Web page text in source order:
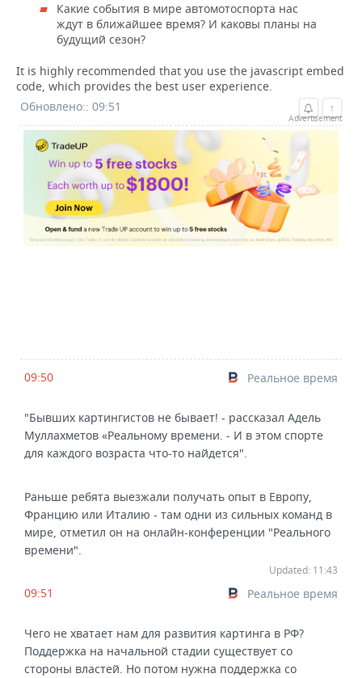
ХОККЕЙ С МЯЧОМ
ПРОИСШЕСТВИЯ
Какие события в мире автомотоспорта нас
ждут в ближайшее время? И каковы планы на
будущий сезон?
It is highly recommended that you use the javascript embed
code, which provides the best user experience.
Обновлено:: 09:51
↑
Advertisement
09:50 Реальное время
"Бывших картингистов не бывает! - рассказал Адель
Муллахметов «Реальному времени. - И в этом спорте
для каждого возраста что-то найдется".
Раньше ребята выезжали получать опыт в Европу,
Францию или Италию - там одни из сильных команд в
мире, отметил он на онлайн-конференции "Реального
времени".
Updated: 11:43
09:51 Реальное время
Чего не хватает нам для развития картинга в РФ?
Поддержка на начальной стадии существует со
стороны властей. Но потом нужна поддержка со